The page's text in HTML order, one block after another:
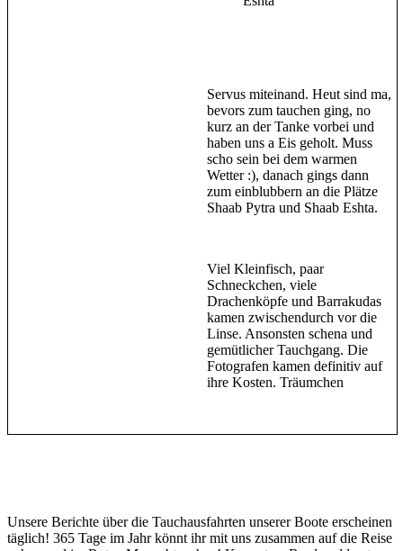
Servus miteinand. Heut sind ma,
bevors zum tauchen ging, no
kurz an der Tanke vorbei und
haben uns a Eis geholt. Muss
scho sein bei dem warmen
Wetter :), danach gings dann
zum einblubbern an die Plätze
Shaab Pytra und Shaab Eshta.
Viel Kleinfisch, paar
Schneckchen, viele
Drachenköpfe und Barrakudas
kamen zwischendurch vor die
Linse. Ansonsten schena und
gemütlicher Tauchgang. Die
Fotografen kamen definitiv auf
ihre Kosten. Träumchen
Unsere Berichte über die Tauchausfahrten unserer Boote erscheinen
täglich! 365 Tage im Jahr könnt ihr mit uns zusammen auf die Reise